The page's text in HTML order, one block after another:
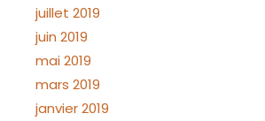
juillet 2019
juin 2019
mai 2019
mars 2019
janvier 2019